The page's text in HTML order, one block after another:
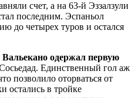
счет, а на 63-й Эззалзули
последним. Эспаньол
до четырех туров и остался
Вальекано одержал первую
Единственный гол аж
позволило оторваться от
остались в тройке